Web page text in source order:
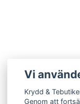
Vi
Krydd &
Genom att